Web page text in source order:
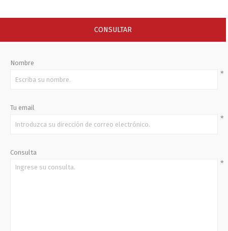
CONSULTAR
Nombre
*
Tu email
*
Consulta
*